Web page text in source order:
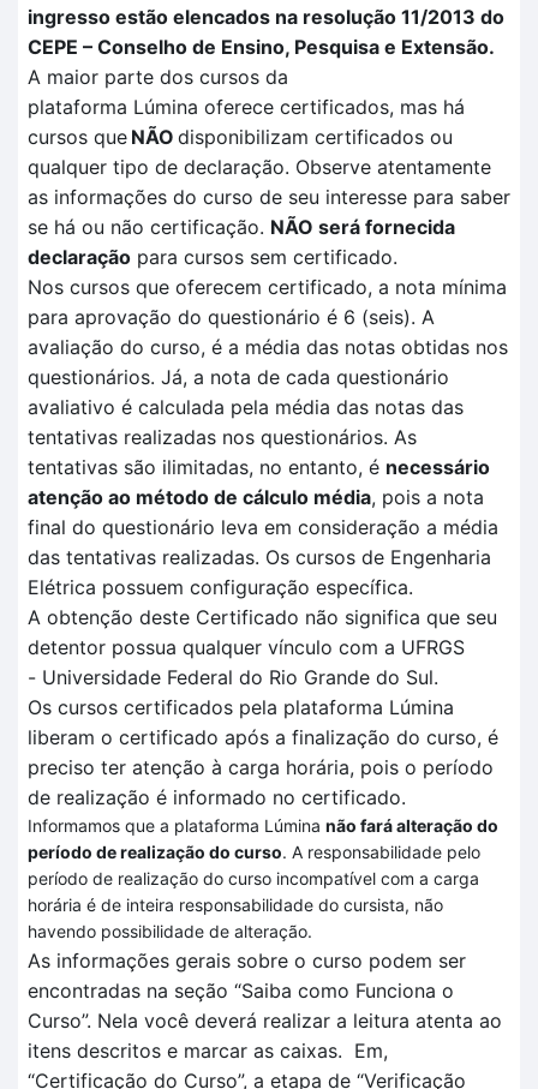
ingresso estão elencados na resolução 11/2013 do
CEPE – Conselho de Ensino, Pesquisa e Extensão.
A maior parte dos cursos da
plataforma Lúmina oferece certificados, mas há
cursos que NÃO disponibilizam certificados ou
qualquer tipo de declaração. Observe atentamente
as informações do curso de seu interesse para saber
se há ou não certificação. NÃO será fornecida
declaração para cursos sem certificado.
Nos cursos que oferecem certificado, a nota mínima
para aprovação do questionário é 6 (seis). A
avaliação do curso, é a média das notas obtidas nos
questionários. Já, a nota de cada questionário
avaliativo é calculada pela média das notas das
tentativas realizadas nos questionários. As
tentativas são ilimitadas, no entanto, é necessário
atenção ao método de cálculo média, pois a nota
final do questionário leva em consideração a média
das tentativas realizadas. Os cursos de Engenharia
Elétrica possuem configuração específica.
A obtenção deste Certificado não significa que seu
detentor possua qualquer vínculo com a UFRGS
- Universidade Federal do Rio Grande do Sul.
Os cursos certificados pela plataforma Lúmina
liberam o certificado após a finalização do curso, é
preciso ter atenção à carga horária, pois o período
de realização é informado no certificado.
Informamos que a plataforma Lúmina não fará alteração do
período de realização do curso. A responsabilidade pelo
período de realização do curso incompatível com a carga
horária é de inteira responsabilidade do cursista, não
havendo possibilidade de alteração.
As informações gerais sobre o curso podem ser
encontradas na seção “Saiba como Funciona o
Curso”. Nela você deverá realizar a leitura atenta ao
itens descritos e marcar as caixas. Em,
“Certificação do Curso”, a etapa de “Verificação